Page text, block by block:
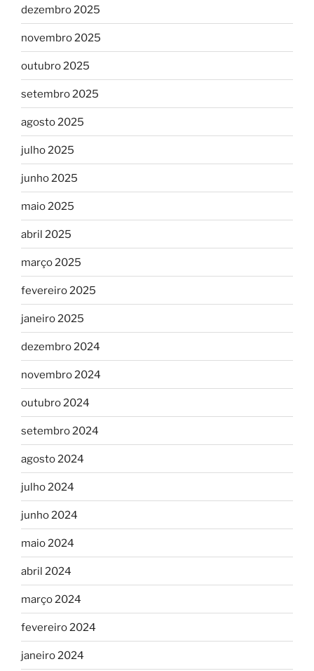
dezembro 2025
novembro 2025
outubro 2025
setembro 2025
agosto 2025
julho 2025
junho 2025
maio 2025
abril 2025
março 2025
fevereiro 2025
janeiro 2025
dezembro 2024
novembro 2024
outubro 2024
setembro 2024
agosto 2024
julho 2024
junho 2024
maio 2024
abril 2024
março 2024
fevereiro 2024
janeiro 2024